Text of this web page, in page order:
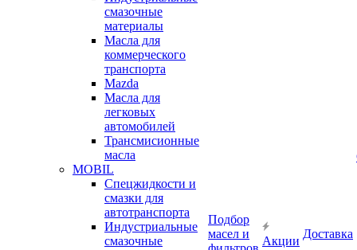
смазочные
материалы
Масла для
коммерческого
транспорта
Mazda
Масла для
легковых
автомобилей
Трансмисионные
масла
MOBIL
Cпецжидкости и
смазки для
автотранспорта
Индустриальные
смазочные
Подбор
масел и
Акции
Доставка